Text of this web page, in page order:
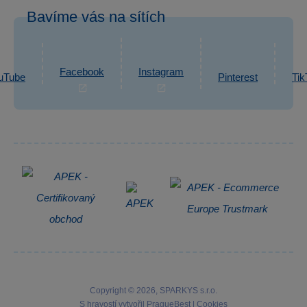
Reklamace
Informace o zpracování osobních údajů
eshop@sparkys.cz
Napsat zprávu
Bavíme vás na sítích
Facebook Instagram Pinterest
Copyright © 2026, SPARKYS s.r.o.
S hravostí vytvořil
PragueBest Cookies